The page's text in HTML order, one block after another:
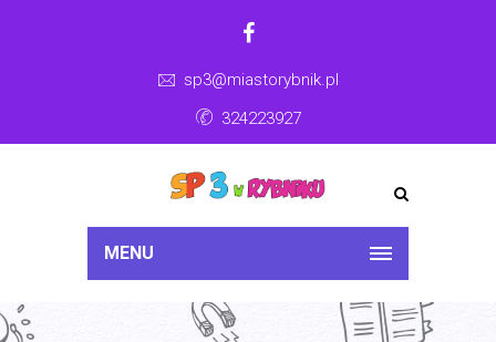
sp3@miastorybnik.pl
324223927
MENU